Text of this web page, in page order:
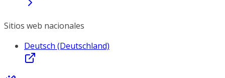
Sitios web nacionales
Deutsch (Deutschland)